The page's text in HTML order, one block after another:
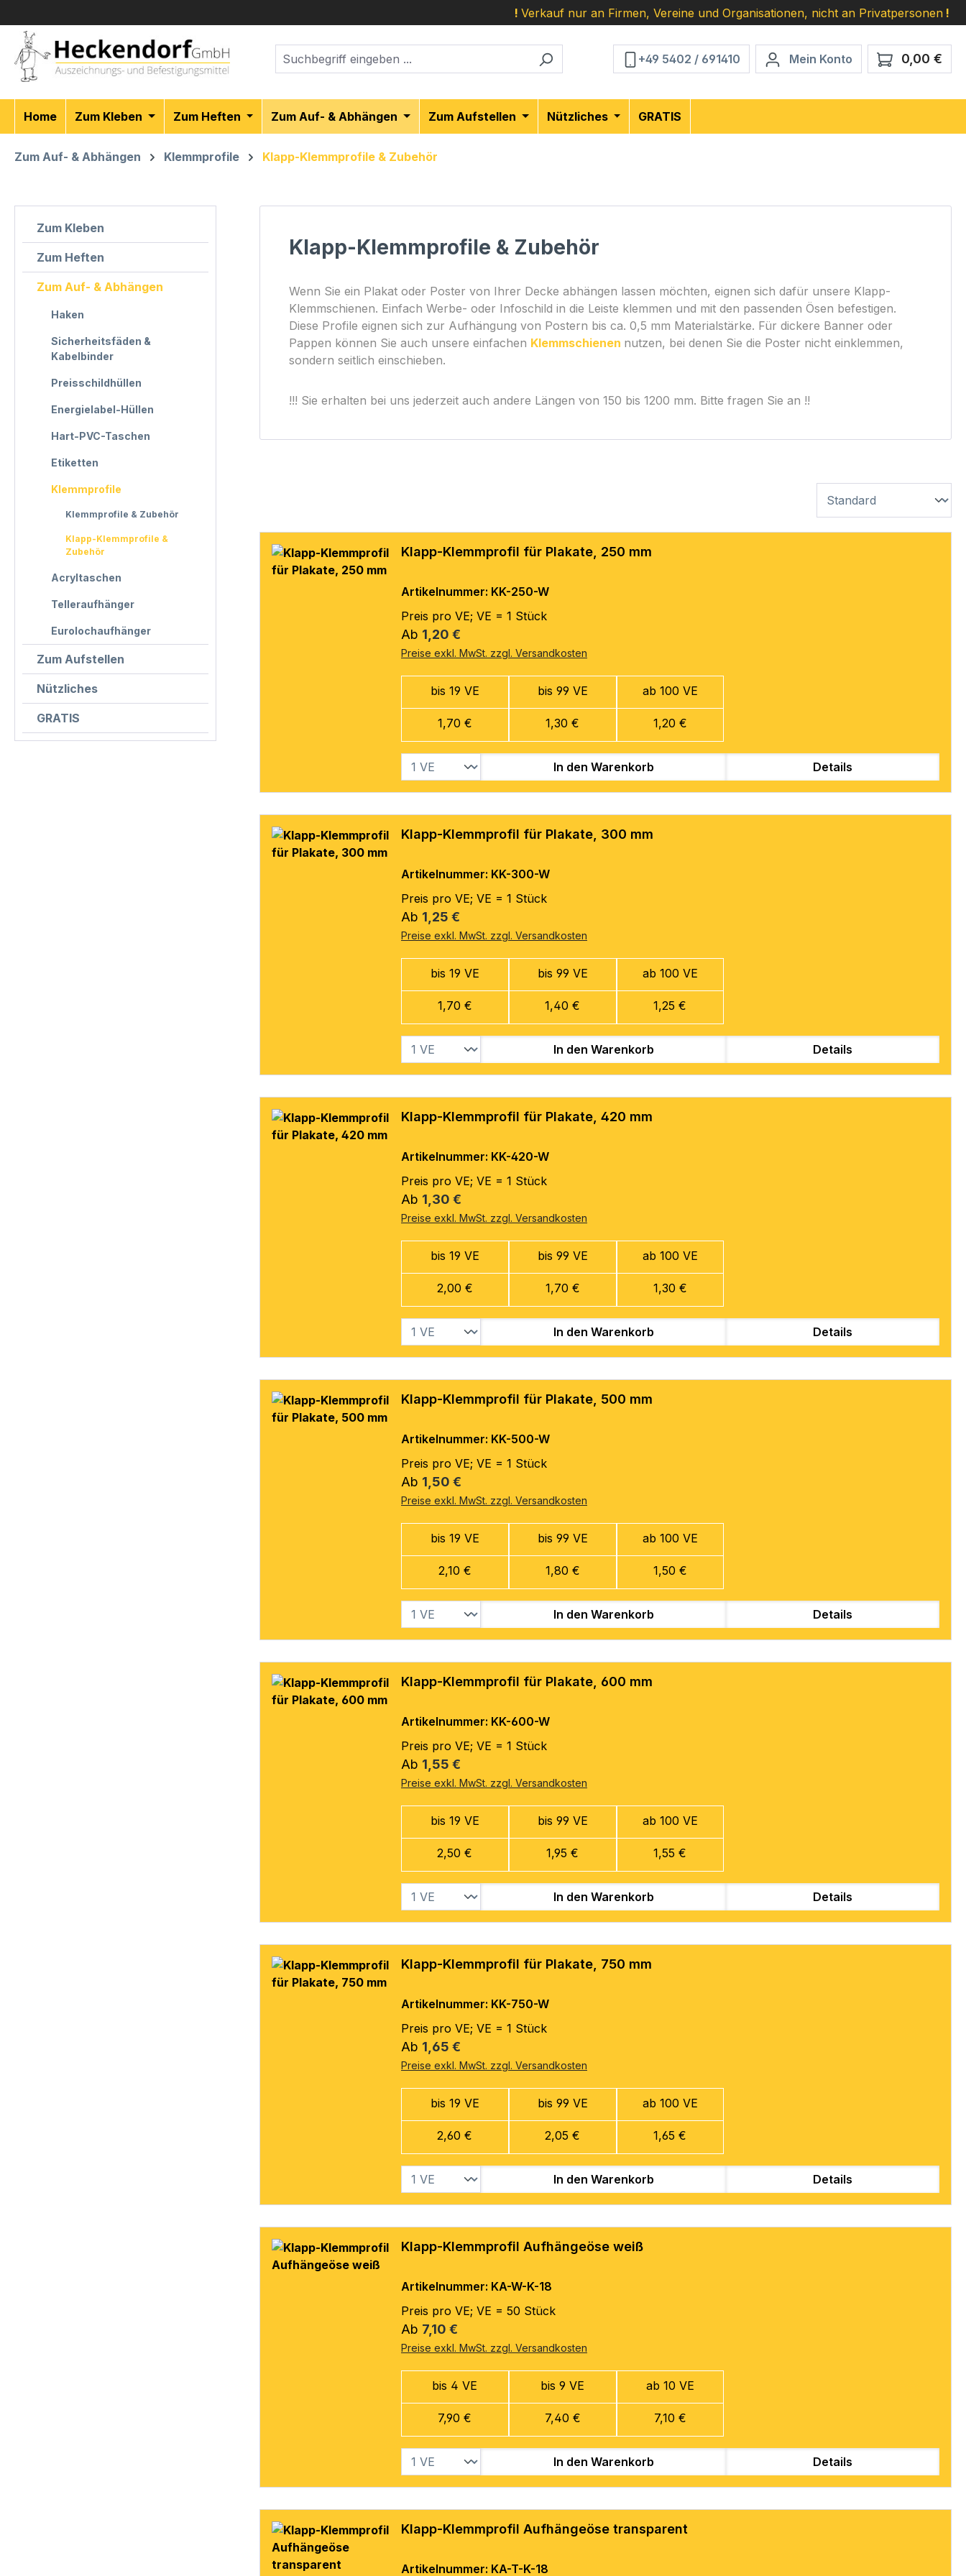
! Verkauf nur an Firmen, Vereine und Organisationen, nicht an Privatpersonen !
+49 5402 / 691410 Mein Konto 0,00 €
Home Zum Kleben Zum Heften Zum Auf- & Abhängen Zum Aufstellen Nützliches GRATIS
Zum Auf- & Abhängen Klemmprofile Klapp-Klemmprofile & Zubehör
Zum Kleben
Zum Heften
Zum Auf- & Abhängen
Haken
Sicherheitsfäden &
Kabelbinder
Preisschildhüllen
Energielabel-Hüllen
Hart-PVC-Taschen
Etiketten
Klemmprofile
Klemmprofile & Zubehör
Klapp-Klemmprofile &
Zubehör
Acryltaschen
Telleraufhänger
Eurolochaufhänger
Zum Aufstellen
Nützliches
GRATIS
Klapp-Klemmprofile & Zubehör
Wenn Sie ein Plakat oder Poster von Ihrer Decke abhängen lassen möchten, eignen sich dafür unsere Klapp-
Klemmschienen. Einfach Werbe- oder Infoschild in die Leiste klemmen und mit den passenden Ösen befestigen.
Diese Profile eignen sich zur Aufhängung von Postern bis ca. 0,5 mm Materialstärke. Für dickere Banner oder
Pappen können Sie auch unsere einfachen Klemmschienen nutzen, bei denen Sie die Poster nicht einklemmen,
sondern seitlich einschieben.
!!! Sie erhalten bei uns jederzeit auch andere Längen von 150 bis 1200 mm. Bitte fragen Sie an !!
Klapp-Klemmprofil für Plakate, 250 mm
Artikelnummer: KK-250-W
Preis pro VE; VE = 1 Stück
Regulärer Preis:
Ab 1,20 €
Preise exkl. MwSt. zzgl. Versandkosten
bis 19 VE
1,70 €
bis 99 VE
1,30 €
ab 100 VE
1,20 €
In den Warenkorb Details
Klapp-Klemmprofil für Plakate, 300 mm
Artikelnummer: KK-300-W
Preis pro VE; VE = 1 Stück
Regulärer Preis:
Ab 1,25 €
Preise exkl. MwSt. zzgl. Versandkosten
bis 19 VE
1,70 €
bis 99 VE
1,40 €
ab 100 VE
1,25 €
In den Warenkorb Details
Klapp-Klemmprofil für Plakate, 420 mm
Artikelnummer: KK-420-W
Preis pro VE; VE = 1 Stück
Regulärer Preis:
Ab 1,30 €
Preise exkl. MwSt. zzgl. Versandkosten
bis 19 VE
2,00 €
bis 99 VE
1,70 €
ab 100 VE
1,30 €
In den Warenkorb Details
Klapp-Klemmprofil für Plakate, 500 mm
Artikelnummer: KK-500-W
Preis pro VE; VE = 1 Stück
Regulärer Preis:
Ab 1,50 €
Preise exkl. MwSt. zzgl. Versandkosten
bis 19 VE
2,10 €
bis 99 VE
1,80 €
ab 100 VE
1,50 €
In den Warenkorb Details
Klapp-Klemmprofil für Plakate, 600 mm
Artikelnummer: KK-600-W
Preis pro VE; VE = 1 Stück
Regulärer Preis:
Ab 1,55 €
Preise exkl. MwSt. zzgl. Versandkosten
bis 19 VE
2,50 €
bis 99 VE
1,95 €
ab 100 VE
1,55 €
In den Warenkorb Details
Klapp-Klemmprofil für Plakate, 750 mm
Artikelnummer: KK-750-W
Preis pro VE; VE = 1 Stück
Regulärer Preis:
Ab 1,65 €
Preise exkl. MwSt. zzgl. Versandkosten
bis 19 VE
2,60 €
bis 99 VE
2,05 €
ab 100 VE
1,65 €
In den Warenkorb Details
Klapp-Klemmprofil Aufhängeöse weiß
Artikelnummer: KA-W-K-18
Preis pro VE; VE = 50 Stück
Regulärer Preis:
Ab 7,10 €
Preise exkl. MwSt. zzgl. Versandkosten
bis 4 VE
7,90 €
bis 9 VE
7,40 €
ab 10 VE
7,10 €
In den Warenkorb Details
Klapp-Klemmprofil Aufhängeöse transparent
Artikelnummer: KA-T-K-18